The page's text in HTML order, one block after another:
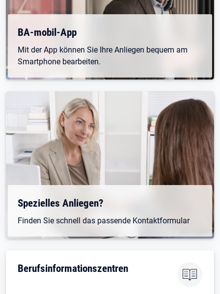
BA-mobil-App
Mit der App können Sie Ihre Anliegen bequem am
Smartphone bearbeiten.
Spezielles Anliegen?
Finden Sie schnell das passende Kontaktformular
Be­rufs­in­for­ma­ti­ons­zen­tren